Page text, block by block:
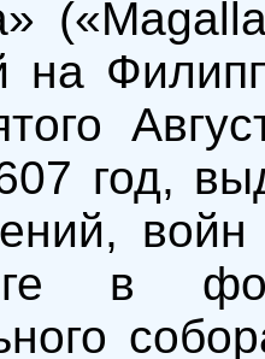
на
год,
в